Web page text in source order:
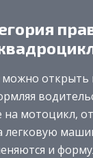
можно открыть
на мотоцикл,
легковую
и